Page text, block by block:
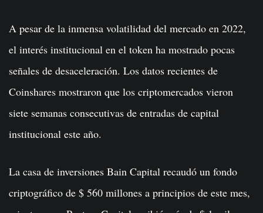
A pesar de la inmensa volatilidad del mercado en 2022,
el interés institucional en el token ha mostrado pocas
señales de desaceleración. Los datos recientes de
Coinshares mostraron que los criptomercados vieron
siete semanas consecutivas de entradas de capital
institucional este año.
La casa de inversiones Bain Capital recaudó un fondo
criptográfico de $ 560 millones a principios de este mes,